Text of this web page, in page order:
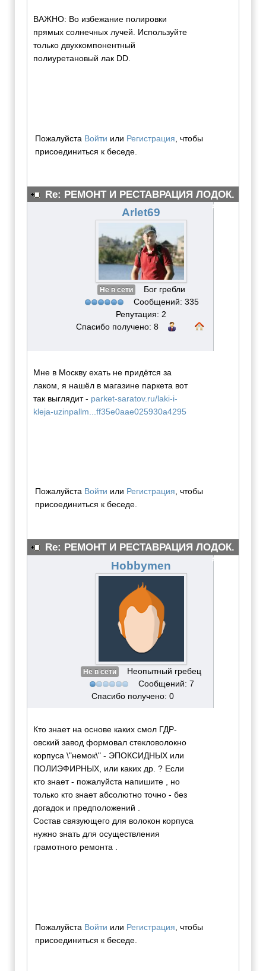
ВАЖНО: Во избежание полировки
прямых солнечных лучей. Используйте
только двухкомпонентный
полиуретановый лак DD.
Пожалуйста Войти или Регистрация , чтобы
присоединиться к беседе.
Re: РЕМОНТ И РЕСТАВРАЦИЯ ЛОДОК.
#3080
Arlet69
Не в сети
Бог гребли
Сообщений: 335
Репутация: 2
Спасибо получено: 8
Мне в Москву ехать не придётся за
лаком, я нашёл в магазине паркета вот
так выглядит - parket-saratov.ru/laki-i-
kleja-uzinpallm...ff35e0aae025930a4295
Пожалуйста Войти или Регистрация, чтобы
присоединиться к беседе.
Re: РЕМОНТ И РЕСТАВРАЦИЯ ЛОДОК.
#3875
Hobbymen
Не в сети
Неопытный гребец
Сообщений: 7
Спасибо получено: 0
Кто знает на основе каких смол ГДР-
овский завод формовал стекловолокно
корпуса \"немок\" - ЭПОКСИДНЫХ или
ПОЛИЭФИРНЫХ, или каких др. ? Если
кто знает - пожалуйста напишите , но
только кто знает абсолютно точно - без
догадок и предположений .
Состав связующего для волокон корпуса
нужно знать для осуществления
грамотного ремонта .
Пожалуйста Войти или Регистрация , чтобы
присоединиться к беседе.